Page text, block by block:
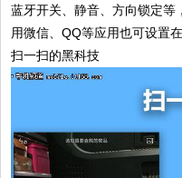
蓝牙开关、静音、方向锁定等
用微信、QQ等应用也可设置
扫一扫的黑科技